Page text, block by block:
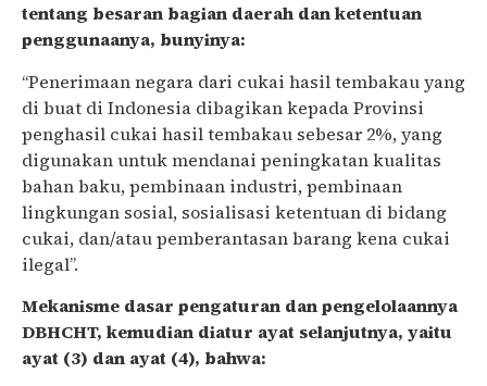
tentang besaran bagian daerah dan ketentuan
penggunaanya, bunyinya:
“Penerimaan negara dari cukai hasil tembakau yang
di buat di Indonesia dibagikan kepada Provinsi
penghasil cukai hasil tembakau sebesar 2%, yang
digunakan untuk mendanai peningkatan kualitas
bahan baku, pembinaan industri, pembinaan
lingkungan sosial, sosialisasi ketentuan di bidang
cukai, dan/atau pemberantasan barang kena cukai
ilegal”.
Mekanisme dasar pengaturan dan pengelolaannya
DBHCHT, kemudian diatur ayat selanjutnya, yaitu
ayat (3) dan ayat (4), bahwa: